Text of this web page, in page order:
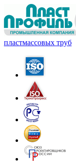
пластмассовых труб